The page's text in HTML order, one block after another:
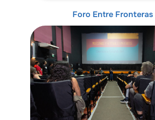
Foro Entre Fronteras